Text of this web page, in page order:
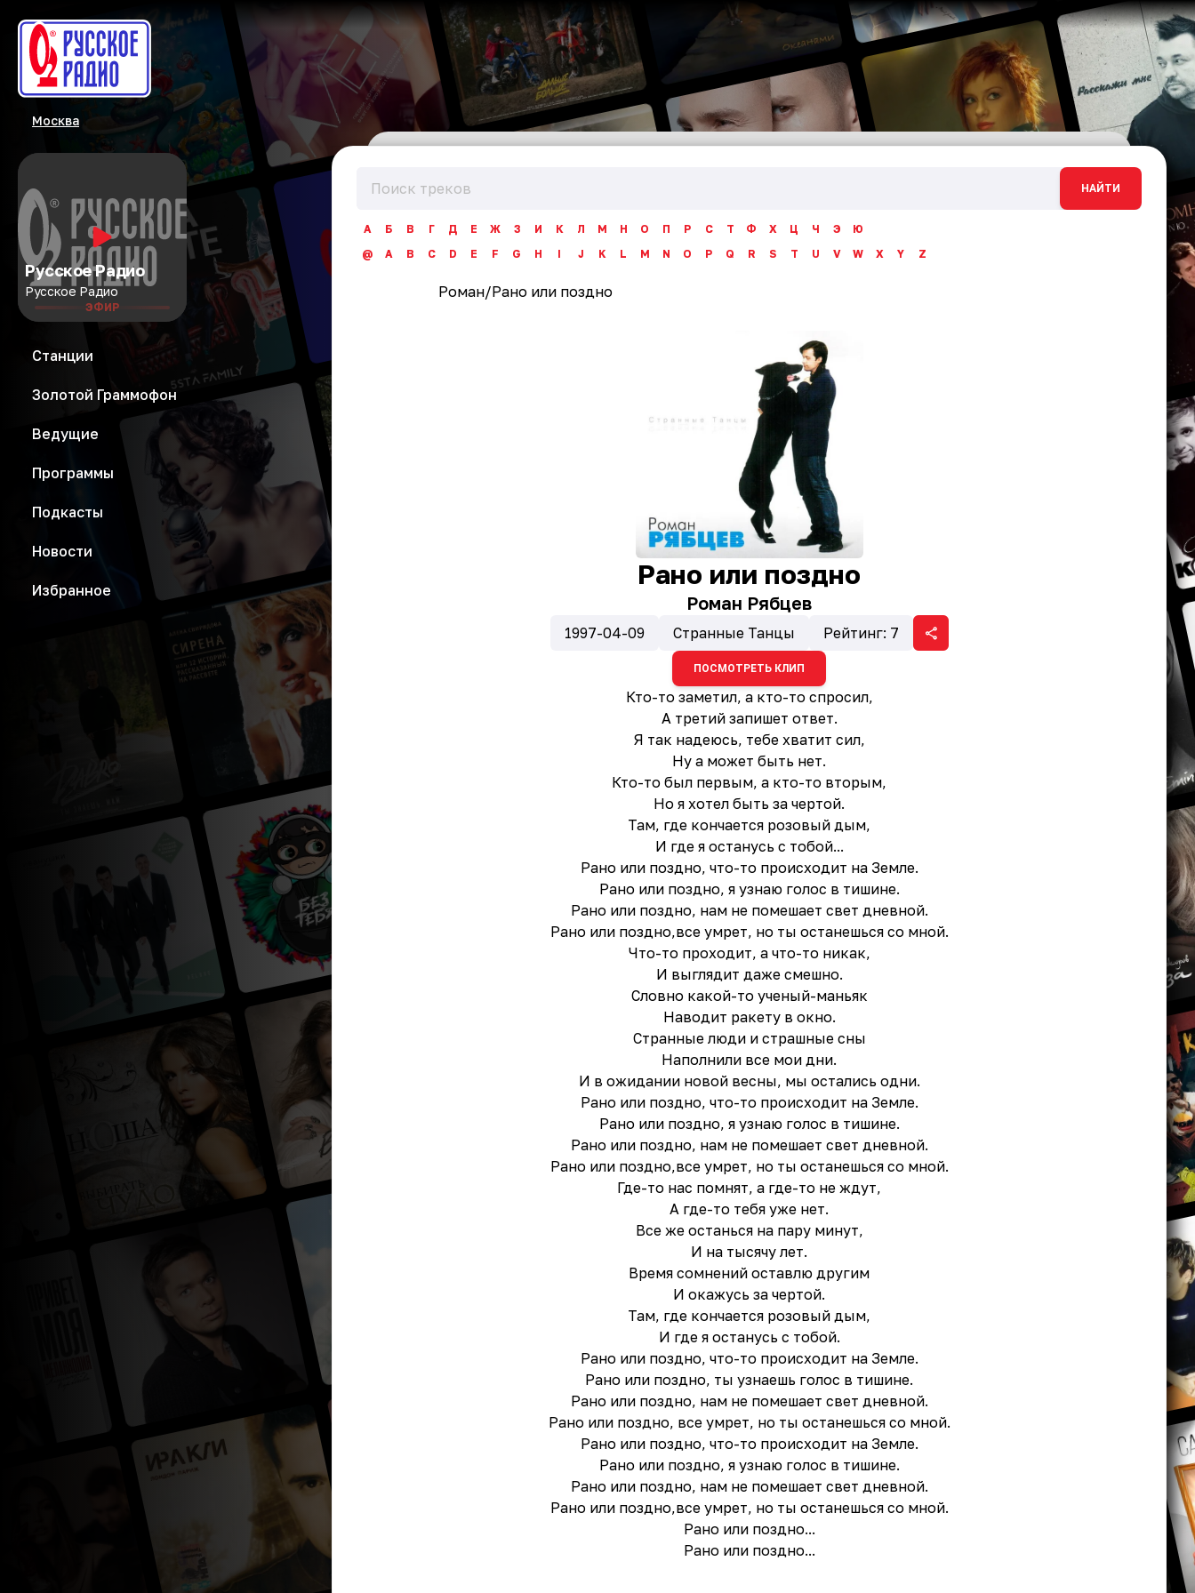
Москва
Русское Радио
Русское Радио
ЭФИР
Станции
Золотой Граммофон
Ведущие
Программы
Подкасты
Новости
Избранное
НАЙТИ
А Б В Г Д Е Ж З И К Л М Н О П Р С Т Ф Х Ц Ч Э
Ю
@
A B C D E F G H I J K L M N O P Q R S T U V W X Y Z
Роман/Рано или поздно
Рано или поздно
Роман Рябцев
1997-04-09 Странные Танцы Рейтинг: 7
ПОСМОТРЕТЬ КЛИП
Кто-то заметил, а кто-то спросил,
А третий запишет ответ.
Я так надеюсь, тебе хватит сил,
Ну а может быть нет.
Кто-то был первым, а кто-то вторым,
Но я хотел быть за чертой.
Там, где кончается розовый дым,
И где я останусь с тобой...
Рано или поздно, что-то происходит на Земле.
Рано или поздно, я узнаю голос в тишине.
Рано или поздно, нам не помешает свет дневной.
Рано или поздно,все умрет, но ты останешься со мной.
Что-то проходит, а что-то никак,
И выглядит даже смешно.
Словно какой-то ученый-маньяк
Наводит ракету в окно.
Странные люди и страшные сны
Наполнили все мои дни.
И в ожидании новой весны, мы остались одни.
Рано или поздно, что-то происходит на Земле.
Рано или поздно, я узнаю голос в тишине.
Рано или поздно, нам не помешает свет дневной.
Рано или поздно,все умрет, но ты останешься со мной.
Где-то нас помнят, а где-то не ждут,
А где-то тебя уже нет.
Все же останься на пару минут,
И на тысячу лет.
Время сомнений оставлю другим
И окажусь за чертой.
Там, где кончается розовый дым,
И где я останусь с тобой.
Рано или поздно, что-то происходит на Земле.
Рано или поздно, ты узнаешь голос в тишине.
Рано или поздно, нам не помешает свет дневной.
Рано или поздно, все умрет, но ты останешься со мной.
Рано или поздно, что-то происходит на Земле.
Рано или поздно, я узнаю голос в тишине.
Рано или поздно, нам не помешает свет дневной.
Рано или поздно,все умрет, но ты останешься со мной.
Рано или поздно...
Рано или поздно...